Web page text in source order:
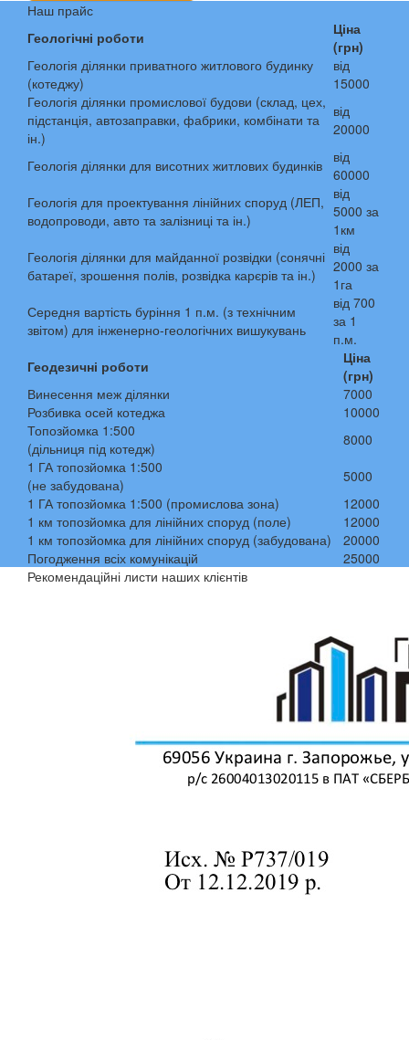
Наш прайс
Геологічні роботи
Ціна
(грн)
Геологія ділянки приватного житлового будинку
(котеджу)
від
15000
Геологія ділянки промислової будови (склад, цех,
підстанція, автозаправки, фабрики, комбінати та
ін.)
від
20000
Геологія ділянки для висотних житлових будинків
від
60000
Геологія для проектування лінійних споруд (ЛЕП,
водопроводи, авто та залізниці та ін.)
від
5000 за
1км
Геологія ділянки для майданної розвідки (сонячні
батареї, зрошення полів, розвідка карєрів та ін.)
від
2000 за
1га
Середня вартість буріння 1 п.м. (з технічним
звітом) для інженерно-геологічних вишукувань
від 700
за 1
п.м.
Геодезичні роботи
Ціна
(грн)
Винесення меж ділянки
7000
Розбивка осей котеджа
10000
Топозйомка 1:500
(дільниця під котедж)
8000
1 ГА топозйомка 1:500
(не забудована)
5000
1 ГА топозйомка 1:500 (промислова зона)
12000
1 км топозйомка для лінійних споруд (поле)
12000
1 км топозйомка для лінійних споруд (забудована)
20000
Погодження всіх комунікацій
25000
Рекомендаційні листи наших клієнтів